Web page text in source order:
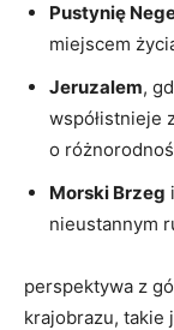
Pustynię
miejscem
Jeruzalem,
współistnieje
o
Morski Brzeg
nieustannym
perspektywa z
krajobrazu, takie